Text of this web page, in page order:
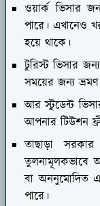
ওয়ার্ক ভিসার
পারে। এখানেও
হয়ে থাকে।
টুরিস্ট ভিসার
সময়ের জন্য
আর স্টুডেন্ট
আপনার টিউশন
তাছাড়া
তুলনামূলকভাবে
বা অননুমোদিত
পারে।